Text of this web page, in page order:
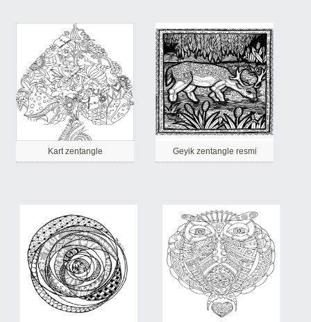
Kart zentangle Geyik zentangle resmi